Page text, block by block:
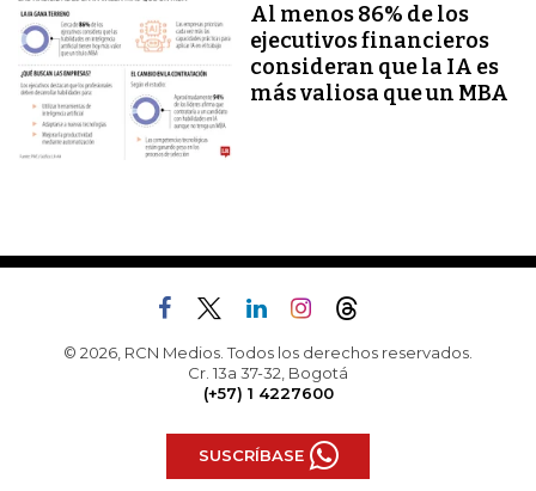
Al menos 86% de los
ejecutivos financieros
consideran que la IA es
más valiosa que un MBA
© 2026, RCN Medios. Todos los derechos reservados.
Cr. 13a 37-32, Bogotá
(+57) 1 4227600
SUSCRÍBASE